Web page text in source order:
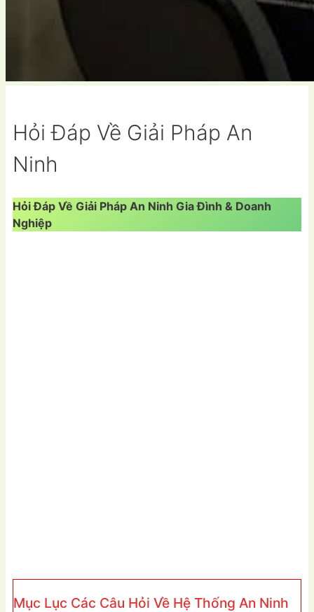
Hỏi Đáp Về Giải Pháp An
Ninh
Hỏi Đáp Về Giải Pháp An Ninh Gia Đình & Doanh
Nghiệp
Mục Lục Các Câu Hỏi Về Hệ Thống An Ninh